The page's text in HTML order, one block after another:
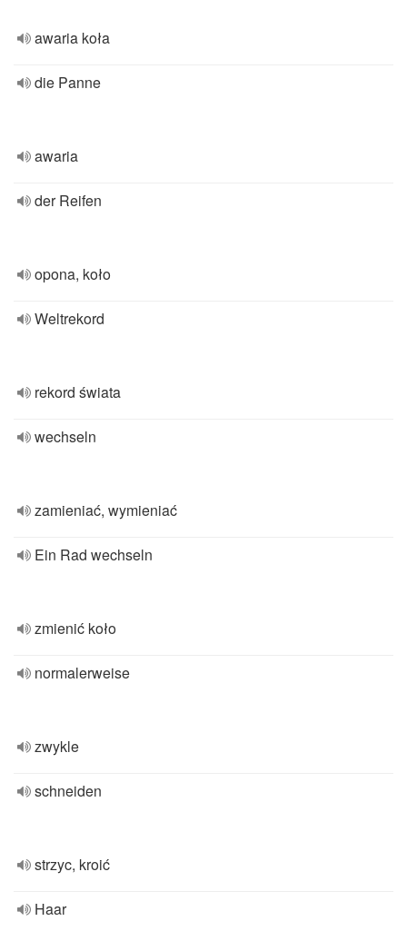
awaria koła
die Panne
awaria
der Reifen
opona, koło
Weltrekord
rekord świata
wechseln
zamieniać, wymieniać
Ein Rad wechseln
zmienić koło
normalerweise
zwykle
schneiden
strzyc, kroić
Haar